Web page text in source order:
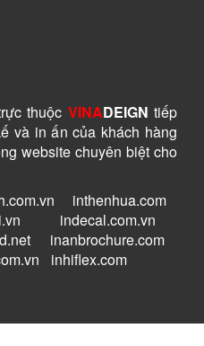
thuộc VINADEIGN tiếp
và in ấn của khách hàng
website chuyên biệt cho
inthenhua.com-
indecal.com.vn
- inanbrochure.com
inhiflex.com